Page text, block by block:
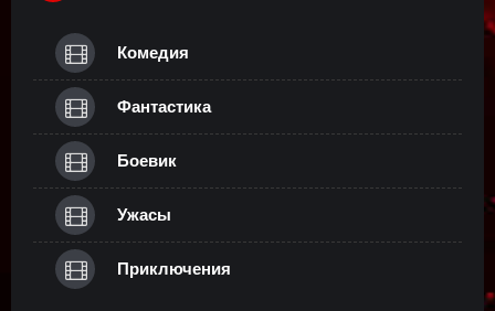
Комедия
Фантастика
Боевик
Ужасы
Приключения